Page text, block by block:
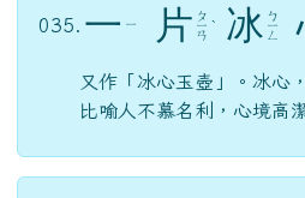
035. 一 ㄧ 片 ㄆ
ㄧ
ㄢ
ˋ 冰 ㄅ
ㄧ
ㄥ
又作「冰心玉壺」。冰心
比喻人不慕名利，心境高